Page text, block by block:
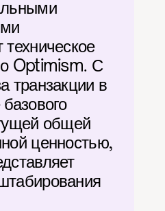
Optimism. С
транзакции в
общей
ценностью,